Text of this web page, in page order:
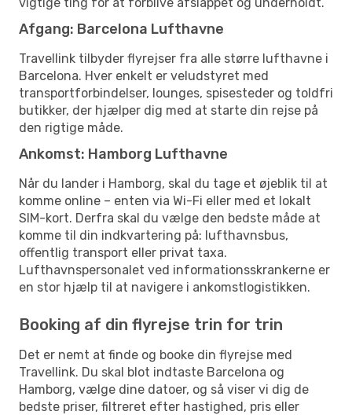
Afgang: Barcelona Lufthavne
Travellink tilbyder flyrejser fra alle større lufthavne i
Barcelona. Hver enkelt er veludstyret med
transportforbindelser, lounges, spisesteder og toldfri
butikker, der hjælper dig med at starte din rejse på
den rigtige måde.
Ankomst: Hamborg Lufthavne
Når du lander i Hamborg, skal du tage et øjeblik til at
komme online – enten via Wi-Fi eller med et lokalt
SIM-kort. Derfra skal du vælge den bedste måde at
komme til din indkvartering på: lufthavnsbus,
offentlig transport eller privat taxa.
Lufthavnspersonalet ved informationsskrankerne er
en stor hjælp til at navigere i ankomstlogistikken.
Booking af din flyrejse trin for trin
Det er nemt at finde og booke din flyrejse med
Travellink. Du skal blot indtaste Barcelona og
Hamborg, vælge dine datoer, og så viser vi dig de
bedste priser, filtreret efter hastighed, pris eller